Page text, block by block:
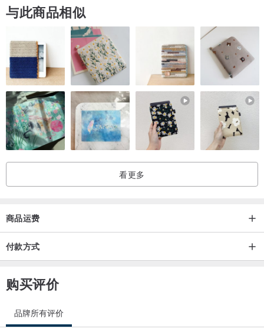
坠子: 合金、施华洛世奇水钻
双层精镀18K金or纯银 (不含镍金属，为低敏产品)
+使用及保养方式+
洗澡时请记得将项链取下
不佩带时可置于夹链袋内隔绝空气及湿气
一次购买满1500元，享免运费优惠!
。【Holiday Greeting】挑你的耶诞礼物。
想要的款式，每款数量有限，送完为止喔 !
与此商品相似
看更多
商品运费
付款方式
购买评价
品牌所有评价